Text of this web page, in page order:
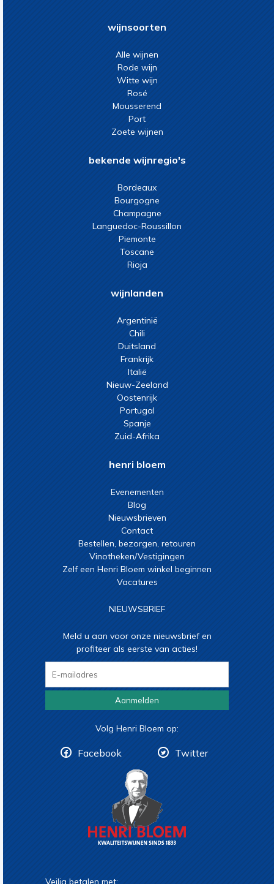
wijnsoorten
Alle wijnen
Rode wijn
Witte wijn
Rosé
Mousserend
Port
Zoete wijnen
bekende wijnregio's
Bordeaux
Bourgogne
Champagne
Languedoc-Roussillon
Piemonte
Toscane
Rioja
wijnlanden
Argentinië
Chili
Duitsland
Frankrijk
Italië
Nieuw-Zeeland
Oostenrijk
Portugal
Spanje
Zuid-Afrika
henri bloem
Evenementen
Blog
Nieuwsbrieven
Contact
Bestellen, bezorgen, retouren
Vinotheken/Vestigingen
Zelf een Henri Bloem winkel beginnen
Vacatures
NIEUWSBRIEF
Meld u aan voor onze nieuwsbrief en
profiteer als eerste van acties!
Aanmelden
Volg Henri Bloem op:
Facebook Twitter
Veilig betalen met: